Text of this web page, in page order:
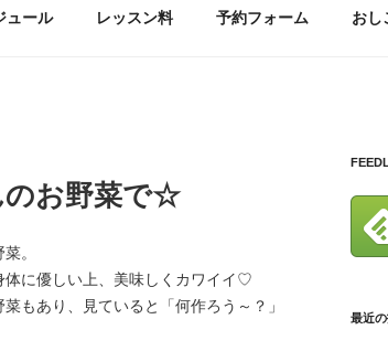
ュール レッスン料 予約フォーム おし
のお野菜で☆
。
体に優しい上、美味しくカワイイ♡
もあり、見ていると「何作ろう～？」
最近